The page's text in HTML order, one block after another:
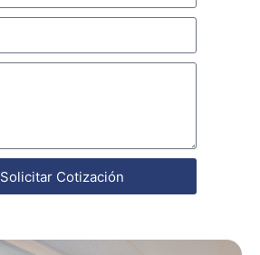
Solicitar Cotización